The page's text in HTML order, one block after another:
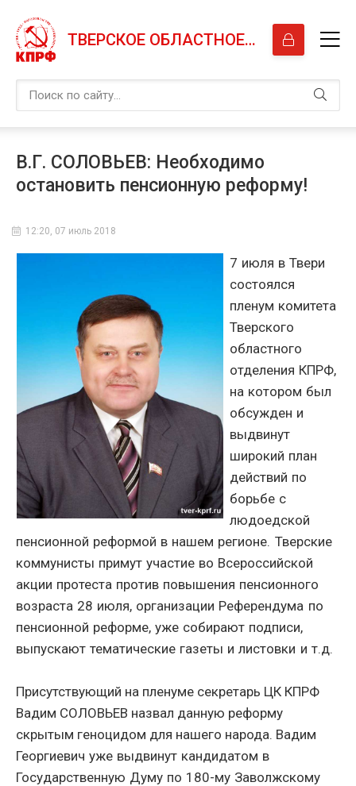
ТВЕРСКОЕ ОБЛАСТНОЕ ОТДЕЛЕНИЕ КПРФ
В.Г. СОЛОВЬЕВ: Необходимо
остановить пенсионную реформу!
12:20, 07 июль 2018
7 июля в Твери
состоялся
пленум комитета
Тверского
областного
отделения КПРФ,
на котором был
обсужден и
выдвинут
широкий план
действий по
борьбе с
людоедской
пенсионной реформой в нашем регионе. Тверские
коммунисты примут участие во Всероссийской
акции протеста против повышения пенсионного
возраста 28 июля, организации Референдума по
пенсионной реформе, уже собирают подписи,
выпускают тематические газеты и листовки и т.д.
Присутствующий на пленуме секретарь ЦК КПРФ
Вадим СОЛОВЬЕВ назвал данную реформу
скрытым геноцидом для нашего народа. Вадим
Георгиевич уже выдвинут кандидатом в
Государственную Думу по 180-му Заволжскому